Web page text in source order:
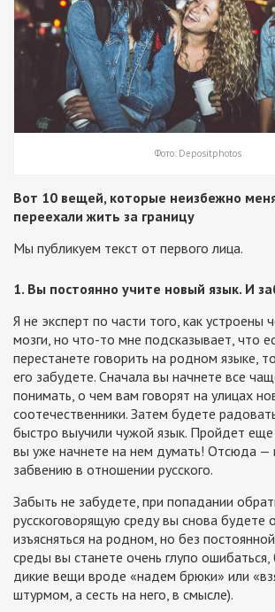
Фото: Depositphotos
Вот 10 вещей, которые неизбежно
переехали жить за границу
Мы публикуем текст от первого лица.
1. Вы постоянно учите новый язык. И
Я не эксперт по части того, как устроены
мозги, но что-то мне подсказывает, что
перестанете говорить на родном языке,
его забудете. Сначала вы начнете все
понимать, о чем вам говорят на улицах
соотечественники. Затем будете
быстро выучили чужой язык. Пройдет еще
вы уже начнете на нем думать! Отсюда —
забвению в отношении русского.
Забыть не забудете, при попадании
русскоговорящую среду вы снова будете
изъясняться на родном, но без
среды вы станете очень глупо ошибаться,
дикие вещи вроде «надем брюки» или
штурмом, а сесть на него, в смысле).